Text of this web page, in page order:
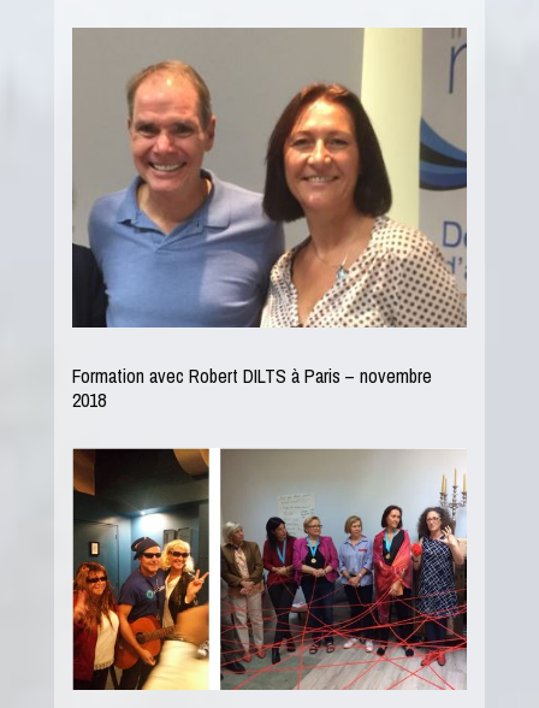
Formation avec Robert DILTS à Paris – novembre
2018